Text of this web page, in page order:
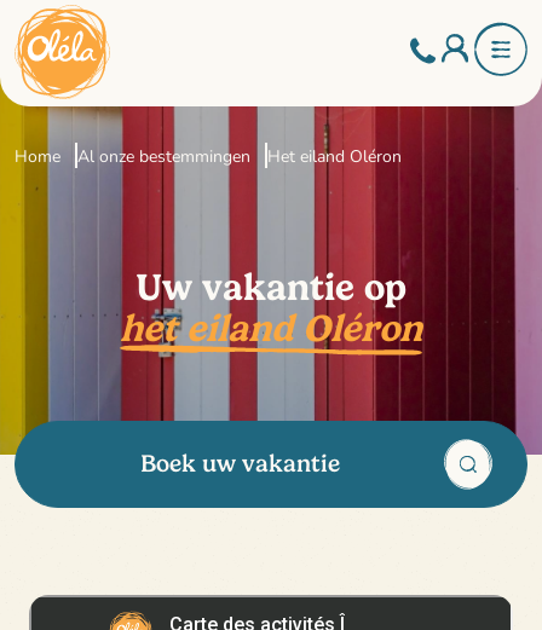
Home Al onze bestemmingen Het eiland Oléron
Uw vakantie op
het eiland Oléron
Boek uw vakantie